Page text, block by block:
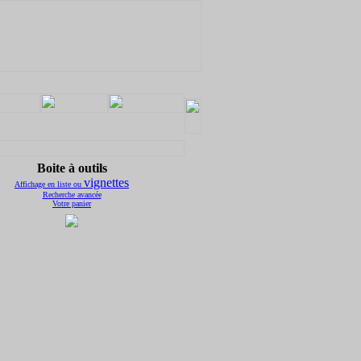
Boite à outils
Affichage en liste ou vignettes
Recherche avancée
Votre panier